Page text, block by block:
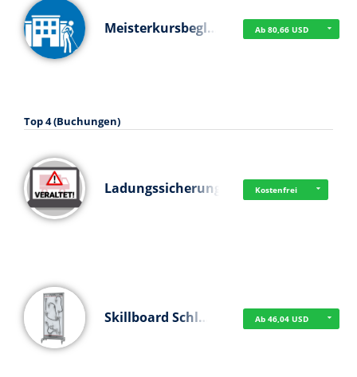
Meisterkursbegl… Ab 80,66 USD
Top 4 (Buchungen)
Ladungssicherung Kostenfrei
Skillboard Schl… Ab 46,04 USD